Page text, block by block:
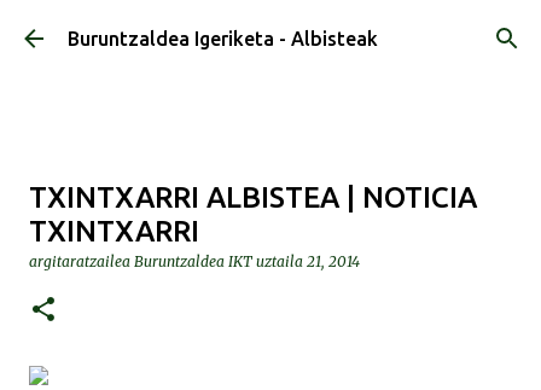
Saltatu eta joan eduki nagusira
Buruntzaldea Igeriketa - Albisteak
TXINTXARRI ALBISTEA | NOTICIA
TXINTXARRI
argitaratzailea Buruntzaldea IKT uztaila 21, 2014